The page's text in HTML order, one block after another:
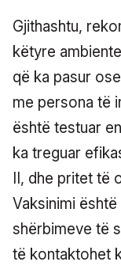
Gjithashtu,
këtyre
që ka pasur
me persona të
është testuar
ka treguar
II, dhe pritet
Vaksinimi
shërbimeve të
të kontaktohet